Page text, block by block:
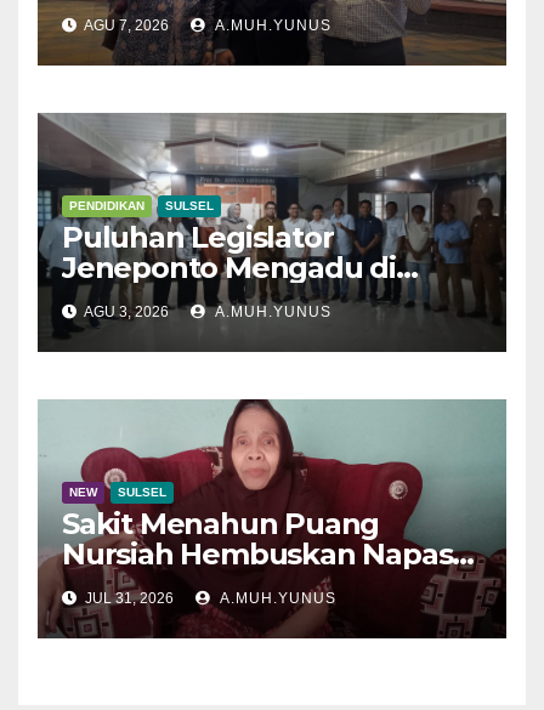
AGU 7, 2026 A.MUH.YUNUS
PENDIDIKAN SULSEL
Puluhan Legislator
Jeneponto Mengadu di
Disdik Sulsel
AGU 3, 2026 A.MUH.YUNUS
NEW SULSEL
Sakit Menahun Puang
Nursiah Hembuskan Napas
Terakhir
JUL 31, 2026 A.MUH.YUNUS